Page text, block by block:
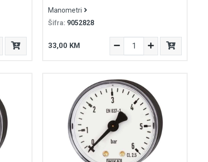
Manometri
Šifra: 9052828
33,00 KM